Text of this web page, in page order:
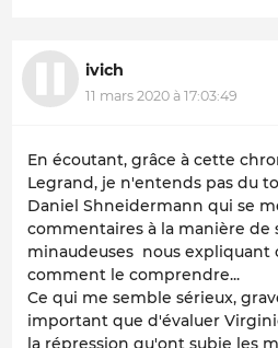
ivich
11 mars 2020 à 17:03:49
En écoutant, grâce à cette
Legrand, je n'entends pas du
Daniel Shneidermann qui se
commentaires à la manière de
minaudeuses nous expliquant
comment le comprendre...
Ce qui me semble sérieux,
important que d'évaluer
la répression qu'ont subie les